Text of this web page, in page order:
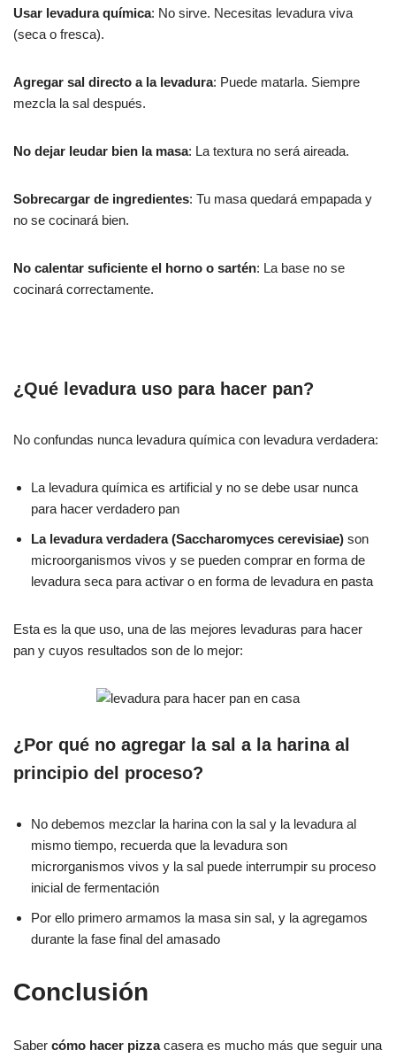
Usar levadura química: No sirve. Necesitas levadura viva
(seca o fresca).
Agregar sal directo a la levadura: Puede matarla. Siempre
mezcla la sal después.
No dejar leudar bien la masa: La textura no será aireada.
Sobrecargar de ingredientes: Tu masa quedará empapada y
no se cocinará bien.
No calentar suficiente el horno o sartén: La base no se
cocinará correctamente.
¿Qué levadura uso para hacer pan?
No confundas nunca levadura química con levadura verdadera:
La levadura química es artificial y no se debe usar nunca
para hacer verdadero pan
La levadura verdadera (Saccharomyces cerevisiae) son
microorganismos vivos y se pueden comprar en forma de
levadura seca para activar o en forma de levadura en pasta
Esta es la que uso, una de las mejores levaduras para hacer
pan y cuyos resultados son de lo mejor:
¿Por qué no agregar la sal a la harina al
principio del proceso?
No debemos mezclar la harina con la sal y la levadura al
mismo tiempo, recuerda que la levadura son
microrganismos vivos y la sal puede interrumpir su proceso
inicial de fermentación
Por ello primero armamos la masa sin sal, y la agregamos
durante la fase final del amasado
Conclusión
Saber cómo hacer pizzacasera es mucho más que seguir una